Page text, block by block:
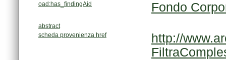
oad:has_findingAid Fondo
abstract
scheda provenienza href